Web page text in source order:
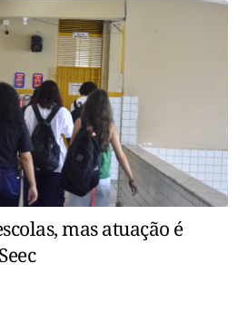
mas atuação é